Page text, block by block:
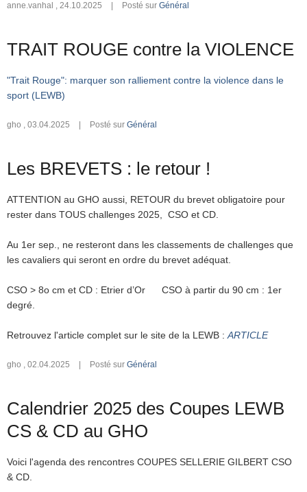
anne.vanhal , 24.10.2025 Posté sur Général
TRAIT ROUGE contre la VIOLENCE
"Trait Rouge": marquer son ralliement contre la violence dans le
sport (LEWB)
gho , 03.04.2025 Posté sur Général
Les BREVETS : le retour !
ATTENTION au GHO aussi, RETOUR du brevet obligatoire pour
rester dans TOUS challenges 2025, CSO et CD.
Au 1er sep., ne resteront dans les classements de challenges que
les cavaliers qui seront en ordre du brevet adéquat.
CSO > 8o cm et CD : Etrier d’Or CSO à partir du 90 cm : 1er
degré.
Retrouvez l'article complet sur le site de la LEWB : ARTICLE
gho , 02.04.2025 Posté sur Général
Calendrier 2025 des Coupes LEWB
CS & CD au GHO
Voici l'agenda des rencontres COUPES SELLERIE GILBERT CSO
& CD.